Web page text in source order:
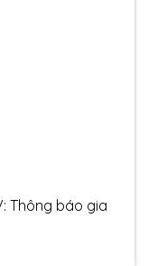
Thông báo gia